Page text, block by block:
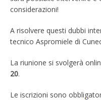
considerazioni!
A risolvere questi dubbi
tecnico Aspromiele di
La riunione si svolgerà
20.
Le iscrizioni sono